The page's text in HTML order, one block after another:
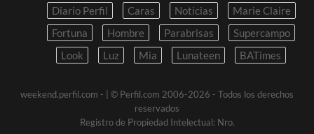
Diario Perfil Caras Noticias
Marie Claire
Fortuna
Hombre Parabrisas
Supercampo
Look
Luz Mia Lunateen BATimes
weekend.perfil.com -
| © Perfil.com 2006-2026 - Todos los derechos
reservados
Registro de Propiedad Intelectual: Nro.